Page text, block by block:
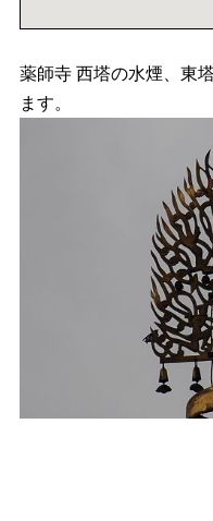
薬師寺 西塔の水煙、東
ます。